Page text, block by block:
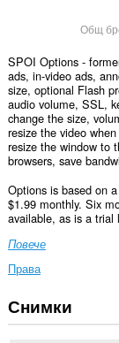
Общ
SPOI Options -
ads, in-video ads,
size, optional Flash
audio volume, SSL,
change the size,
resize the video
resize the window to
browsers, save
Options is based on
$1.99 monthly. Six
available, as is a trial
Повече
Права
Това
разширение
Снимки